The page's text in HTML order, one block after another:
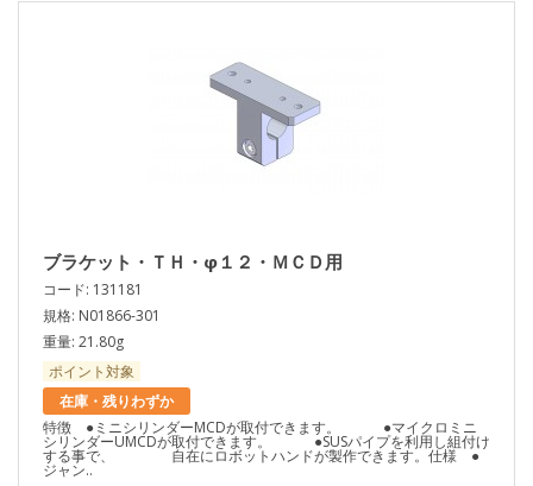
ブラケット・ＴＨ・φ１２・ＭＣＤ用
コード: 131181
規格: N01866-301
重量: 21.80g
ポイント対象
在庫・残りわずか
特徴 ●ミニシリンダーMCDが取付できます。 ●マイクロミニ
シリンダーUMCDが取付できます。 ●SUSパイプを利用し組付け
する事で、 自在にロボットハンドが製作できます。仕様 ●
ジャン..